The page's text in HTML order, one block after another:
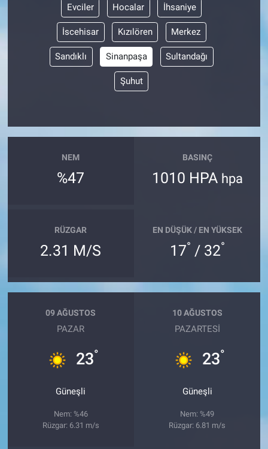
Evciler Hocalar İhsaniye
İscehisar Kızılören Merkez
Sandıklı Sinanpaşa Sultandağı
Şuhut
NEM
%47
BASINÇ
1010 HPA hpa
RÜZGAR
2.31 M/S
EN DÜŞÜK / EN YÜKSEK
17° / 32°
09 AĞUSTOS
PAZAR
23°
Güneşli
Nem: %46
Rüzgar: 6.31 m/s
10 AĞUSTOS
PAZARTESI
23°
Güneşli
Nem: %49
Rüzgar: 6.81 m/s